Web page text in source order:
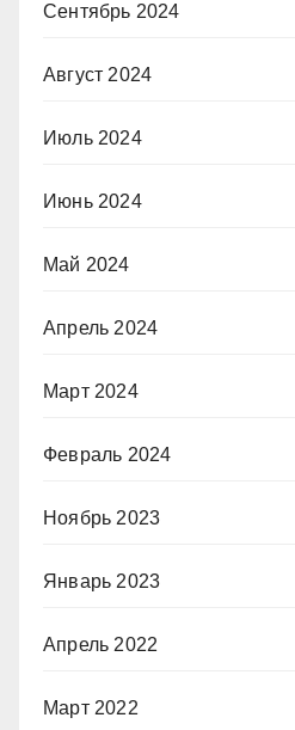
Сентябрь 2024
Август 2024
Июль 2024
Июнь 2024
Май 2024
Апрель 2024
Март 2024
Февраль 2024
Ноябрь 2023
Январь 2023
Апрель 2022
Март 2022